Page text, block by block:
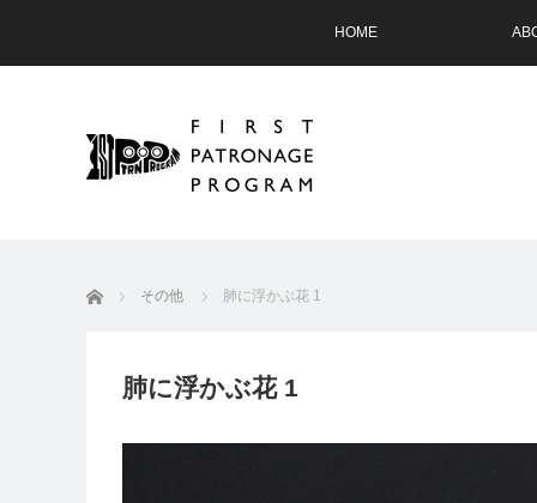
HOME
ホーム その他 肺に浮かぶ花 1
肺に浮かぶ花 1